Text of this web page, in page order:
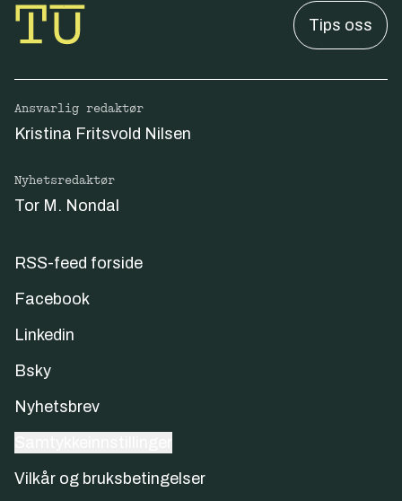
Tips oss
Ansvarlig redaktør
Kristina Fritsvold Nilsen
Nyhetsredaktør
Tor M. Nondal
RSS-feed forside
Facebook
Linkedin
Bsky
Nyhetsbrev
Vilkår og bruksbetingelser